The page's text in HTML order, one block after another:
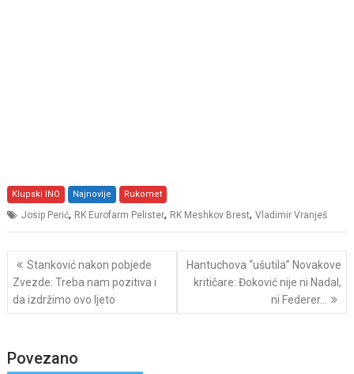
Klupski INO Najnovije Rukomet
Josip Perić, RK Eurofarm Pelister, RK Meshkov Brest,Vladimir Vranješ
Post
navigation
Stanković nakon pobjede
Zvezde: Treba nam pozitiva i
da izdržimo ovo ljeto
Hantuchova “ušutila” Novakove
kritičare: Đoković nije ni Nadal,
ni Federer…
Povezano